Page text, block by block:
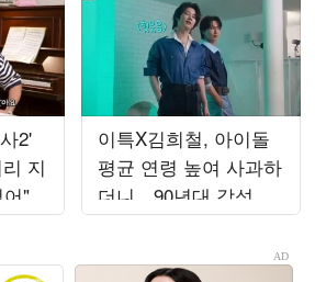
2'
지
"
일
이특X김희철, 아이돌
평균 연령 높여 사과하
더니…90년대 감성 재
해석 ('트기트기 이특')